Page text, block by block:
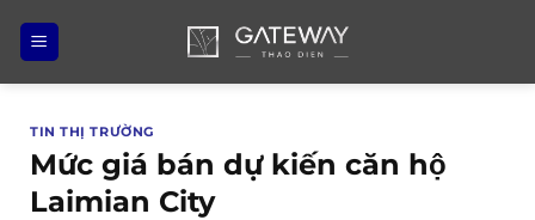
qua
nội
TIN THỊ TRƯỜNG
Mức giá bán dự kiến căn hộ
Laimian City